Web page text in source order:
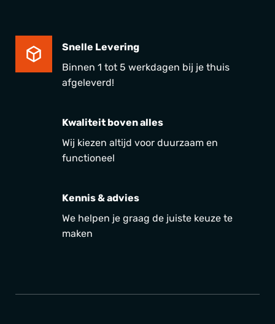
Snelle Levering
Binnen 1 tot 5 werkdagen bij je thuis
afgeleverd!
Kwaliteit boven alles
Wij kiezen altijd voor duurzaam en
functioneel
Kennis & advies
We helpen je graag de juiste keuze te
maken